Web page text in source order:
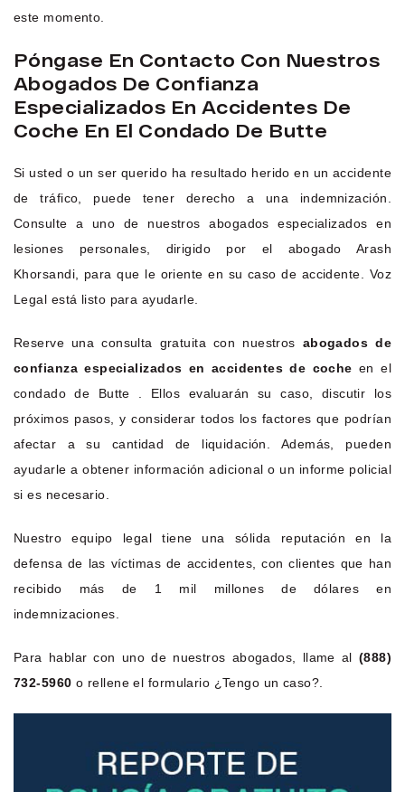
este momento.
Póngase En Contacto Con Nuestros
Abogados De Confianza
Especializados En Accidentes De
Coche En El Condado De Butte
Si usted o un ser querido ha resultado herido en un accidente
de tráfico, puede tener derecho a una indemnización.
Consulte a uno de nuestros abogados especializados en
lesiones personales, dirigido por el abogado Arash
Khorsandi, para que le oriente en su caso de accidente. Voz
Legal está listo para ayudarle.
Reserve una consulta gratuita con nuestros abogados de
confianza especializados en accidentes de coche en el
condado de Butte . Ellos evaluarán su caso, discutir los
próximos pasos, y considerar todos los factores que podrían
afectar a su cantidad de liquidación. Además, pueden
ayudarle a obtener información adicional o un informe policial
si es necesario.
Nuestro equipo legal tiene una sólida reputación en la
defensa de las víctimas de accidentes, con clientes que han
recibido más de 1 mil millones de dólares en
indemnizaciones.
Para hablar con uno de nuestros abogados, llame al (888)
732-5960 o rellene el formulario ¿Tengo un caso?.